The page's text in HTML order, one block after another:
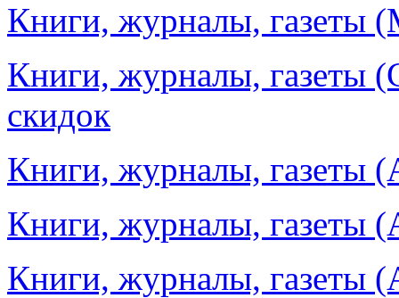
Книги, журналы, газеты
Книги, журналы, газеты
скидок
Книги, журналы, газеты
Книги, журналы, газеты
Книги, журналы, газеты